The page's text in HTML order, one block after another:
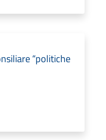
“politiche